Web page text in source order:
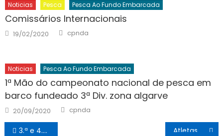
Noticias Pesca Pesca Ao Fundo Embarcada
Comissários Internacionais
Posted
on
19/02/2020 Author
cpnda
Noticias Pesca Ao Fundo Embarcada
1ª Mão do campeonato nacional de pesca em
barco fundeado 3ª Div. zona algarve
Posted
on
20/09/2020 Author
cpnda
Navegação
3.ª e 4.ª provas do Campeonato Nacional de Surfcasting